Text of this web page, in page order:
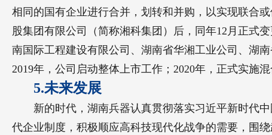
相同的国有企业进行合并，划转和并购，以实现联合
股集团有限公司（简称湘科集团）后，同年12月正式
南国际工程建设有限公司、湖南省华湘工业公司、湖
2019年，公司启动整体上市工作；2020年，正式实施
5.未来发展
新的时代，湖南兵器认真贯彻落实习近平新时代
代企业制度，积极顺应高科技现代化战争的需要，围